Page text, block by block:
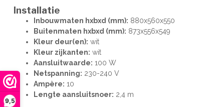
9,5
Installatie
Inbouwmaten hxbxd (mm): 880x560x550
Buitenmaten hxbxd (mm): 873x556x549
Kleur deur(en): wit
Kleur zijkanten: wit
Aansluitwaarde: 100 W
Netspanning: 230-240 V
Ampère: 10
Lengte aansluitsnoer: 2,4 m